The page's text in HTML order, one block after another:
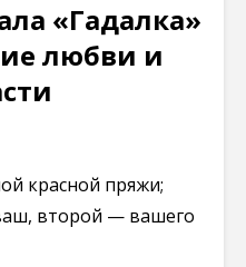
«Гадалка»
любви и
красной пряжи;
второй — вашего